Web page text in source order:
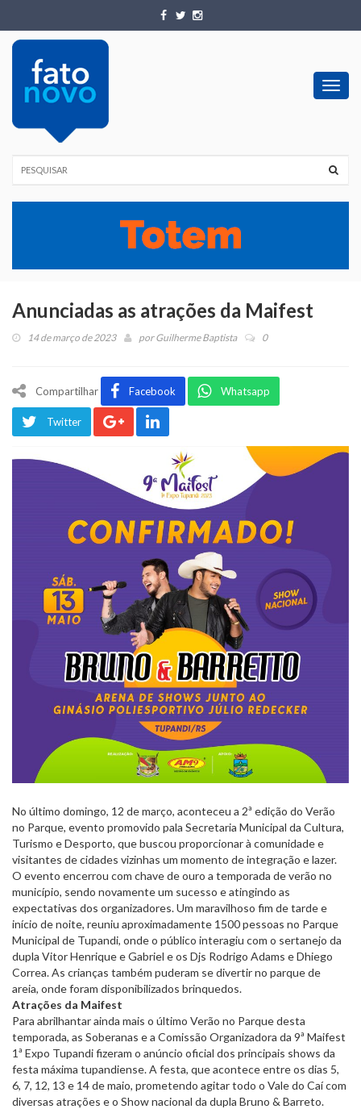
Anunciadas as atrações da Maifest
14 de março de 2023 porGuilherme Baptista 0
Compartilhar Facebook Whatsapp
Twitter
No último domingo, 12 de março, aconteceu a 2ª edição do Verão
no Parque, evento promovido pala Secretaria Municipal da Cultura,
Turismo e Desporto, que buscou proporcionar à comunidade e
visitantes de cidades vizinhas um momento de integração e lazer.
O evento encerrou com chave de ouro a temporada de verão no
município, sendo novamente um sucesso e atingindo as
expectativas dos organizadores. Um maravilhoso fim de tarde e
início de noite, reuniu aproximadamente 1500 pessoas no Parque
Municipal de Tupandi, onde o público interagiu com o sertanejo da
dupla Vitor Henrique e Gabriel e os Djs Rodrigo Adams e Dhiego
Correa. As crianças também puderam se divertir no parque de
areia, onde foram disponibilizados brinquedos.
Atrações da Maifest
Para abrilhantar ainda mais o último Verão no Parque desta
temporada, as Soberanas e a Comissão Organizadora da 9ª Maifest
1ª Expo Tupandi fizeram o anúncio oficial dos principais shows da
festa máxima tupandiense. A festa, que acontece entre os dias 5,
6, 7, 12, 13 e 14 de maio, prometendo agitar todo o Vale do Caí com
diversas atrações e o Show nacional da dupla Bruno & Barreto.